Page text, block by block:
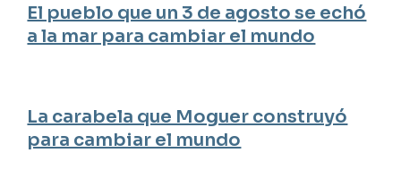
El pueblo que un 3 de agosto se echó
a la mar para cambiar el mundo
La carabela que Moguer construyó
para cambiar el mundo